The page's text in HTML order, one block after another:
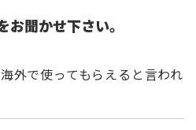
お聞かせ下さい。
外で使ってもらえると言われ